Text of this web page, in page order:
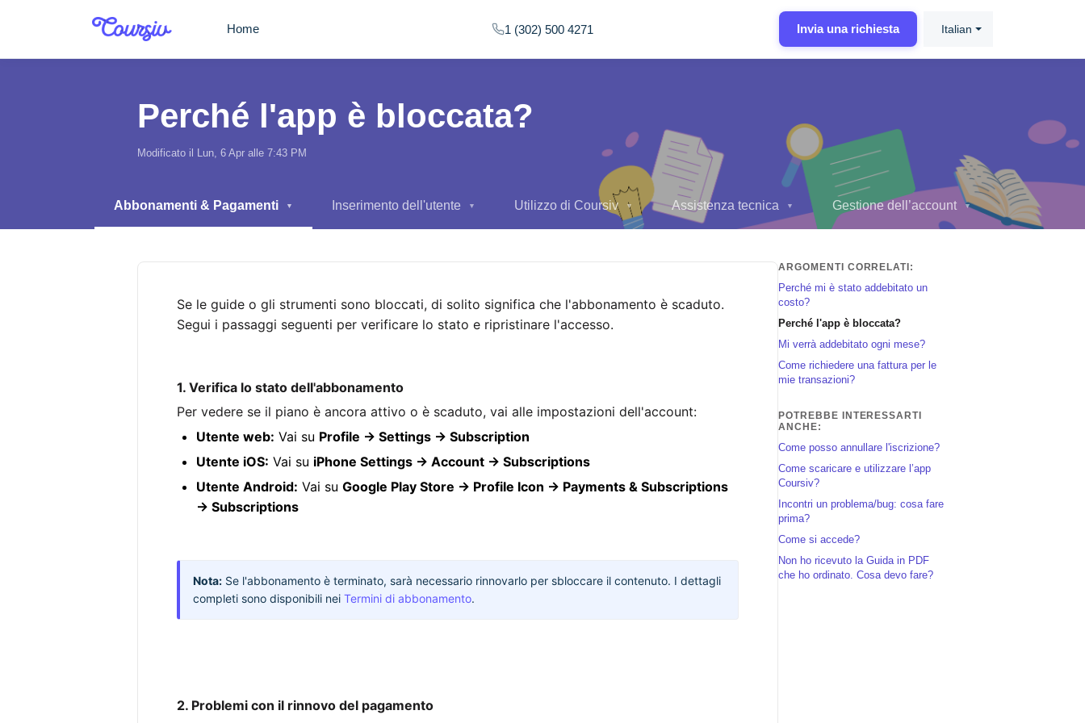
Home
Invia una richiesta
1 (302) 500 4271 Italian
Perché l'app è bloccata?
Modificato il Lun, 6 Apr alle 7:43 PM
Abbonamenti & Pagamenti ▼ Inserimento dell'utente ▼ Utilizzo di Coursiv ▼ Assistenza tecnica ▼ Gestione dell’account ▼
Se le guide o gli strumenti sono bloccati, di solito significa che l'abbonamento è scaduto.
Segui i passaggi seguenti per verificare lo stato e ripristinare l'accesso.
1. Verifica lo stato dell'abbonamento
Per vedere se il piano è ancora attivo o è scaduto, vai alle impostazioni dell'account:
Utente web: Vai su Profile → Settings → Subscription
Utente iOS: Vai su iPhone Settings → Account → Subscriptions
Utente Android: Vai su Google Play Store → Profile Icon → Payments & Subscriptions
→ Subscriptions
Nota: Se l'abbonamento è terminato, sarà necessario rinnovarlo per sbloccare il contenuto. I dettagli
completi sono disponibili nei Termini di abbonamento.
2. Problemi con il rinnovo del pagamento
ARGOMENTI CORRELATI:
Perché mi è stato addebitato un
costo?
Perché l'app è bloccata?
Mi verrà addebitato ogni mese?
Come richiedere una fattura per le
mie transazioni?
POTREBBE INTERESSARTI
ANCHE:
Come posso annullare l'iscrizione?
Come scaricare e utilizzare l’app
Coursiv?
Incontri un problema/bug: cosa fare
prima?
Come si accede?
Non ho ricevuto la Guida in PDF
che ho ordinato. Cosa devo fare?